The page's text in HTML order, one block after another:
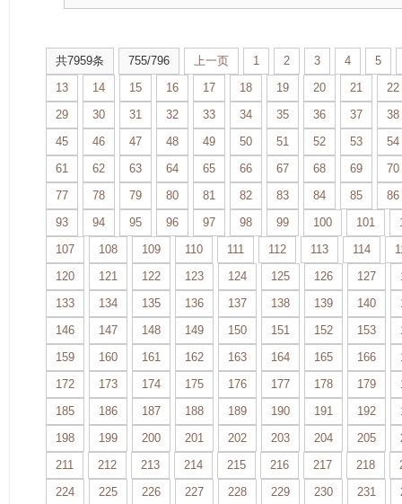
共7959条 755/796 上一页 1 2 3 4
5
13
14 15 16 17 18 19 20 21
22
29
30 31 32 33 34 35 36 37
38
45
46 47 48 49 50 51 52 53
54
61
62 63 64 65 66 67 68 69
70
77
78 79 80 81 82 83 84 85
86
93
94 95 96 97 98 99 100 101
107
108 109 110 111 112 113 114
120
121 122 123 124 125 126 127
133
134 135 136 137 138 139 140
146
147 148 149 150 151 152 153
159
160 161 162 163 164 165 166
172
173 174 175 176 177 178 179
185
186 187 188 189 190 191 192
198
199 200 201 202 203 204 205
211
212 213 214 215 216 217 218
224
225 226 227 228 229 230 231